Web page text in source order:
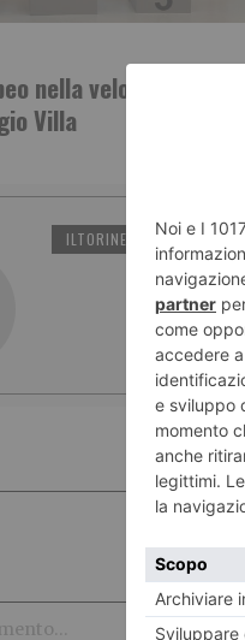
nella velocità per
Villa
ILTORINESE POST